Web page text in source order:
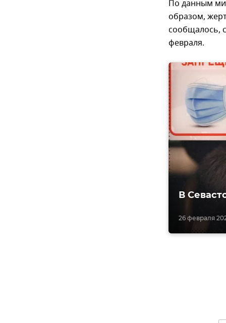
По данным
образом,
сообщалось,
февраля.
26 февраля
В